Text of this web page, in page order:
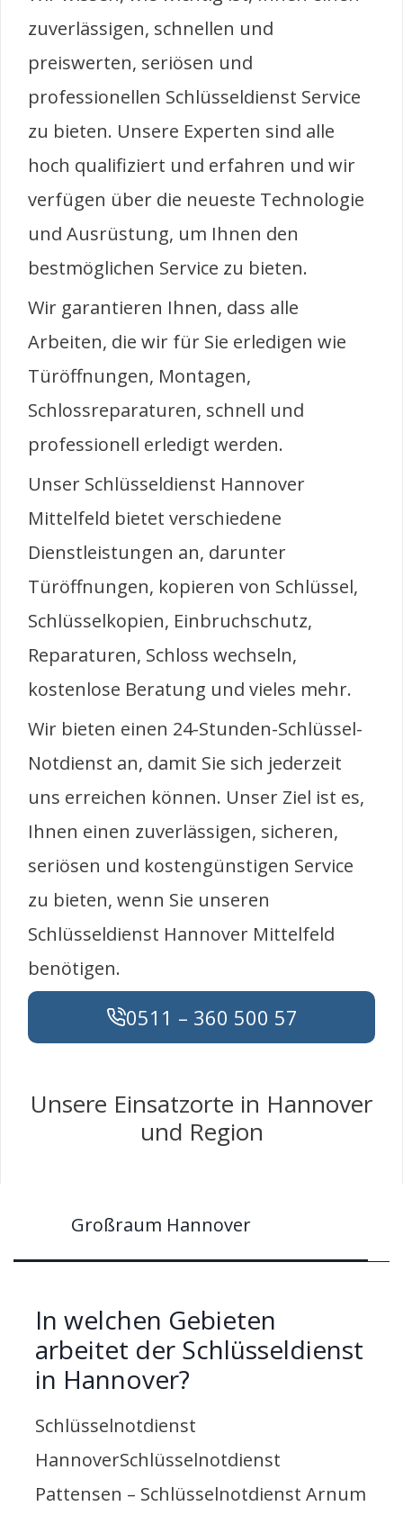
zuverlässigen, schnellen und
preiswerten, seriösen und
professionellen Schlüsseldienst Service
zu bieten. Unsere Experten sind alle
hoch qualifiziert und erfahren und wir
verfügen über die neueste Technologie
und Ausrüstung, um Ihnen den
bestmöglichen Service zu bieten.
Wir garantieren Ihnen, dass alle
Arbeiten, die wir für Sie erledigen wie
Türöffnungen, Montagen,
Schlossreparaturen, schnell und
professionell erledigt werden.
Unser Schlüsseldienst Hannover
Mittelfeld bietet verschiedene
Dienstleistungen an, darunter
Türöffnungen, kopieren von Schlüssel,
Schlüsselkopien, Einbruchschutz,
Reparaturen, Schloss wechseln,
kostenlose Beratung und vieles mehr.
Wir bieten einen 24-Stunden-Schlüssel-
Notdienst an, damit Sie sich jederzeit
uns erreichen können. Unser Ziel ist es,
Ihnen einen zuverlässigen, sicheren,
seriösen und kostengünstigen Service
zu bieten, wenn Sie unseren
Schlüsseldienst Hannover Mittelfeld
benötigen.
0511 – 360 500 57
Unsere Einsatzorte in Hannover
und Region
Großraum Hannover
In welchen Gebieten
arbeitet der Schlüsseldienst
in Hannover?
Schlüsselnotdienst
HannoverSchlüsselnotdienst
Pattensen – Schlüsselnotdienst Arnum